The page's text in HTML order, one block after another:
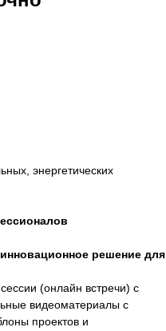
энергетических
решение для
(онлайн встречи) с
видеоматериалы с
проектов и